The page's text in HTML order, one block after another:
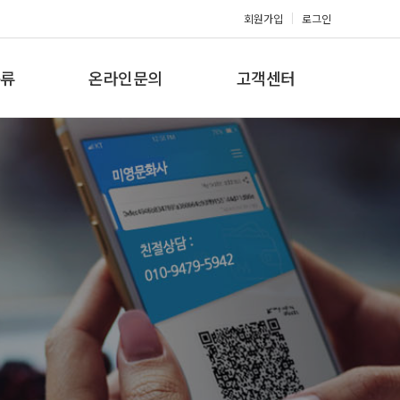
회원가입 로그인
온라인문의
견적문의
고객센터
공지사항
갤러리